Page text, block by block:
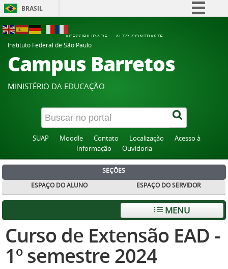
BRASIL
Participe
Acesso à informação
Canais
ACESSIBILIDADE
ALTO CONTRASTE
Instituto Federal de São Paulo
Campus Barretos
MINISTÉRIO DA EDUCAÇÃO
SUAP Moodle Contato Localização
Acesso à
Informação
Ouvidoria
SEÇÕES
ESPAÇO DO ALUNO
ESPAÇO DO SERVIDOR
MENU
Curso de Extensão EAD -
1º semestre 2024